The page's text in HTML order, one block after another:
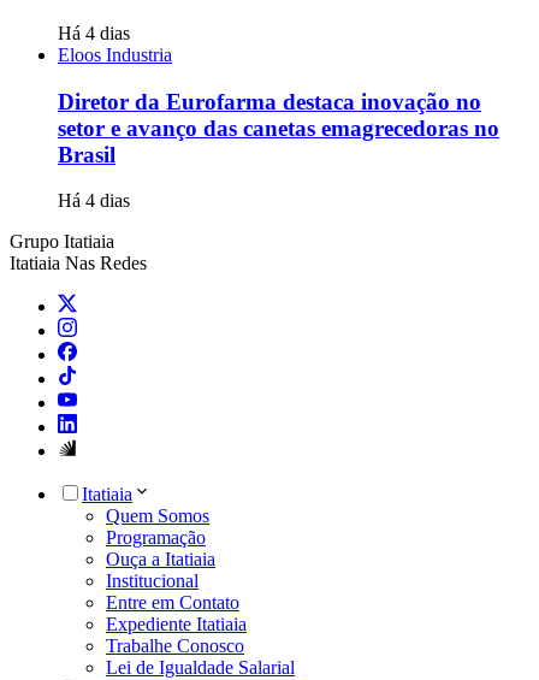
Há 4 dias
Eloos Industria
Diretor da Eurofarma destaca inovação no
setor e avanço das canetas emagrecedoras no
Brasil
Há 4 dias
Grupo Itatiaia
Itatiaia Nas Redes
Itatiaia
Quem Somos
Programação
Ouça a Itatiaia
Institucional
Entre em Contato
Expediente Itatiaia
Trabalhe Conosco
Lei de Igualdade Salarial